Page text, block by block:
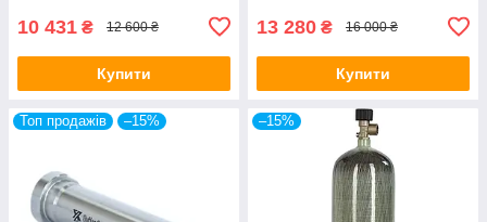
10 431 ₴ 12 600 ₴
Купити
13 280 ₴ 16 000 ₴
Купити
Топ продажів –15% –15%